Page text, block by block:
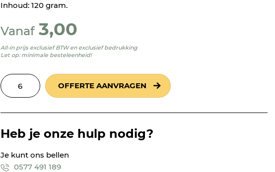
Inhoud: 120 gram.
Vanaf 3,00
All-in prijs exclusief BTW en exclusief bedrukking
Let op: minimale besteleenheid!
OFFERTE AANVRAGEN
Heb je onze hulp nodig?
Je kunt ons bellen
0577 491 189